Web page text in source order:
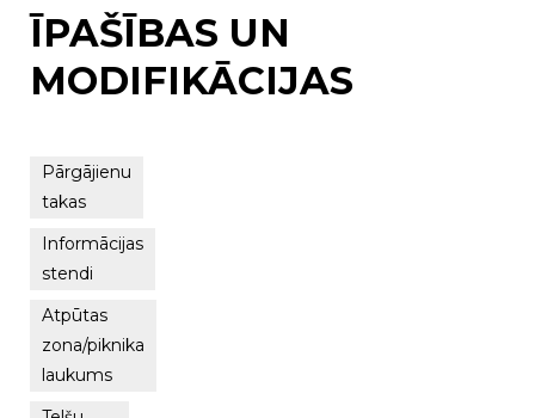
ĪPAŠĪBAS UN
MODIFIKĀCIJAS
Pārgājienu
takas
Informācijas
stendi
Atpūtas
zona/piknika
laukums